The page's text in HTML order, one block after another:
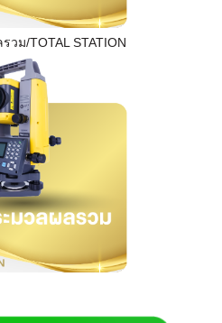
วม/TOTAL STATION